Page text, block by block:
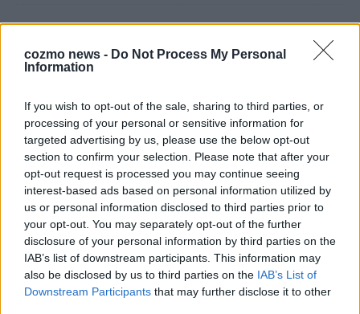
cozmo news - Do Not Process My Personal
Information
If you wish to opt-out of the sale, sharing to third parties, or
processing of your personal or sensitive information for
targeted advertising by us, please use the below opt-out
section to confirm your selection. Please note that after your
opt-out request is processed you may continue seeing
interest-based ads based on personal information utilized by
us or personal information disclosed to third parties prior to
your opt-out. You may separately opt-out of the further
disclosure of your personal information by third parties on the
IAB’s list of downstream participants. This information may
also be disclosed by us to third parties on the IAB’s List of
Downstream Participants that may further disclose it to other
KOMMENTAR
JJ hat den Abend gerettet – der Rest des ESC-Halbfinales
war solide, aber kein Feuerwerk
EXTRA
ESC-Halbfinale 2: Das sagen die Wettquoten – vier sicher,
sechs zittern, einer chancenlos!
Mai 2026
KOMMENTAR
Wer zahlt, steht im Finale – ist das beim ESC wirklich fair?
Mai 2026